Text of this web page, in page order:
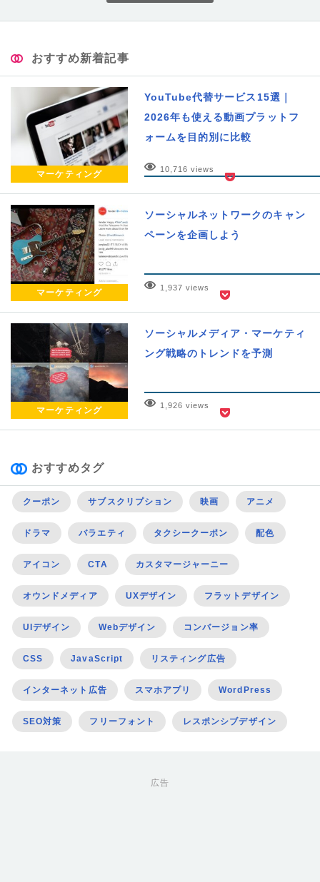
おすすめ新着記事
マーケティング
YouTube代替サービス15選｜
2026年も使える動画プラットフ
ォームを目的別に比較
10,716 views
マーケティング
ソーシャルネットワークのキャン
ペーンを企画しよう
1,937 views
マーケティング
ソーシャルメディア・マーケティ
ング戦略のトレンドを予測
1,926 views
おすすめタグ
クーポン サブスクリプション 映画 アニメ
ドラマ バラエティ タクシークーポン 配色
アイコン CTA カスタマージャーニー
オウンドメディア UXデザイン フラットデザイン
UIデザイン Webデザイン コンバージョン率
CSS JavaScript リスティング広告
インターネット広告 スマホアプリ WordPress
SEO対策 フリーフォント レスポンシブデザイン
広告